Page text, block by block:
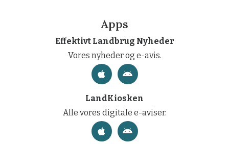
Apps
Effektivt Landbrug Nyheder
Vores nyheder og e-avis.
LandKiosken
Alle vores digitale e-aviser.